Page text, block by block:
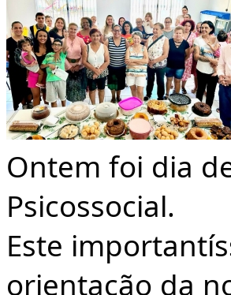
Ontem foi dia
Psicossocial.
Este
orientação da